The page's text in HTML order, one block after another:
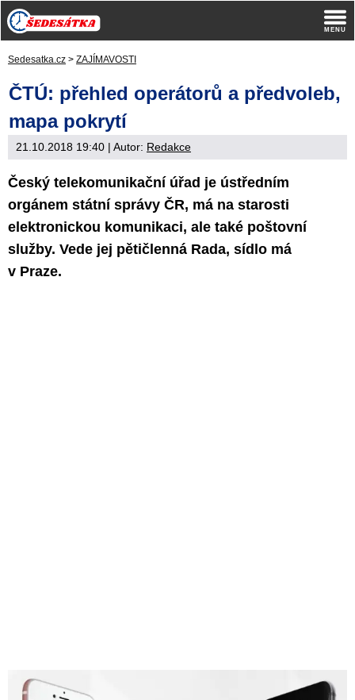
Sedesatka.cz > ZAJÍMAVOSTI
ČTÚ: přehled operátorů a předvoleb,
mapa pokrytí
21.10.2018 19:40 | Autor: Redakce
Český telekomunikační úřad je ústředním
orgánem státní správy ČR, má na starosti
elektronickou komunikaci, ale také poštovní
služby. Vede jej pětičlenná Rada, sídlo má
v Praze.